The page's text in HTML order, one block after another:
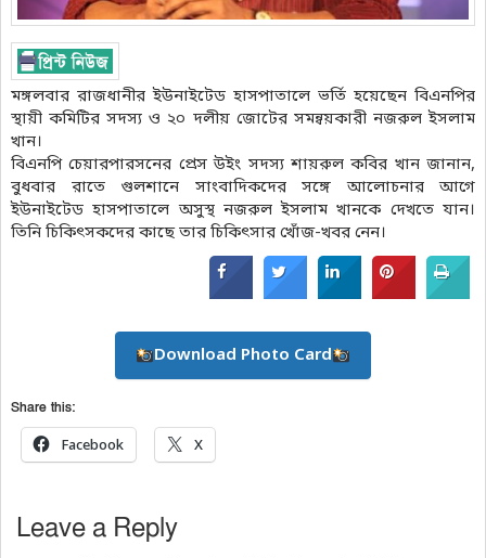
মঙ্গলবার রাজধানীর ইউনাইটেড হাসপাতালে ভর্তি হয়েছেন বিএনপির
স্থায়ী কমিটির সদস্য ও ২০ দলীয় জোটের সমন্বয়কারী নজরুল ইসলাম
খান।
বিএনপি চেয়ারপারসনের প্রেস উইং সদস্য শায়রুল কবির খান জানান,
বুধবার রাতে গুলশানে সাংবাদিকদের সঙ্গে আলোচনার আগে
ইউনাইটেড হাসপাতালে অসুস্থ নজরুল ইসলাম খানকে দেখতে যান।
তিনি চিকিৎসকদের কাছে তার চিকিৎসার খোঁজ-খবর নেন।
Download Photo Card
Share this:
Facebook X
Leave a Reply